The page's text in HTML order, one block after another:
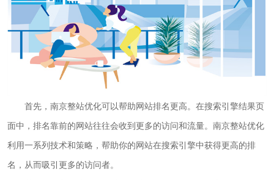
首先，南京整站优化可以帮助网站排名更高。在搜索引擎结果页
面中，排名靠前的网站往往会收到更多的访问和流量。南京整站优化
利用一系列技术和策略，帮助你的网站在搜索引擎中获得更高的排
名，从而吸引更多的访问者。